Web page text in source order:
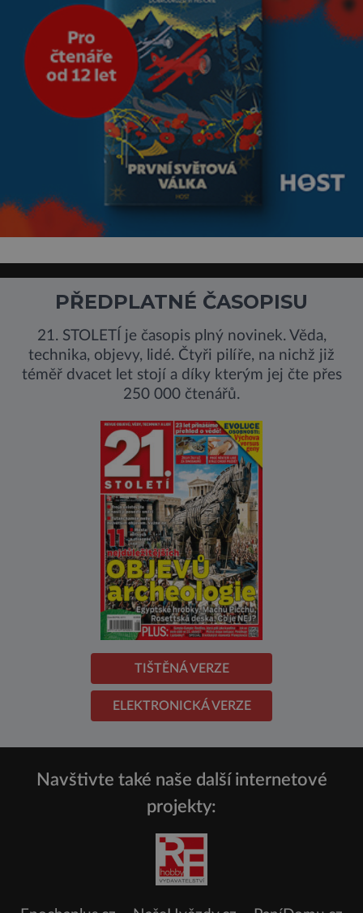
PŘEDPLATNÉ ČASOPISU
21. STOLETÍ je časopis plný novinek. Věda,
technika, objevy, lidé. Čtyři pilíře, na nichž již
téměř dvacet let stojí a díky kterým jej čte přes
250 000 čtenářů.
TIŠTĚNÁ VERZE
ELEKTRONICKÁ VERZE
Navštivte také naše další internetové
projekty: